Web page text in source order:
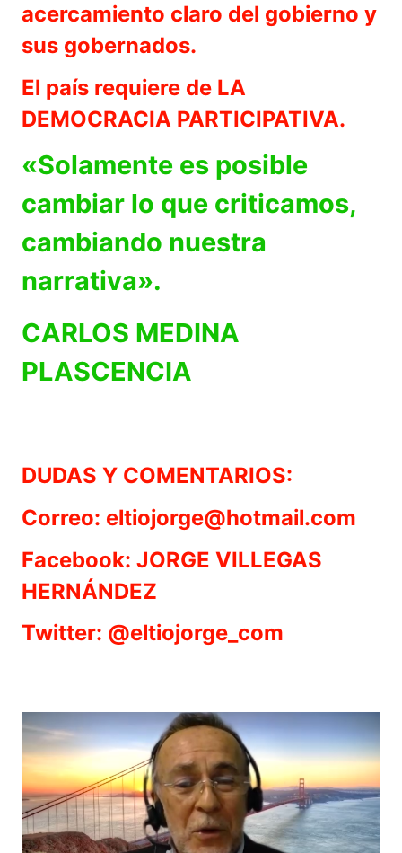
acercamiento claro del gobierno y
sus gobernados.
El país requiere de LA
DEMOCRACIA PARTICIPATIVA.
«Solamente es posible
cambiar lo que criticamos,
cambiando nuestra
narrativa».
CARLOS MEDINA
PLASCENCIA
DUDAS Y COMENTARIOS:
Correo: eltiojorge@hotmail.com
Facebook: JORGE VILLEGAS
HERNÁNDEZ
Twitter: @eltiojorge_com